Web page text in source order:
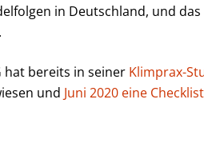
in Deutschland, und
hat bereits in seiner Klimprax-
und Juni 2020 eine